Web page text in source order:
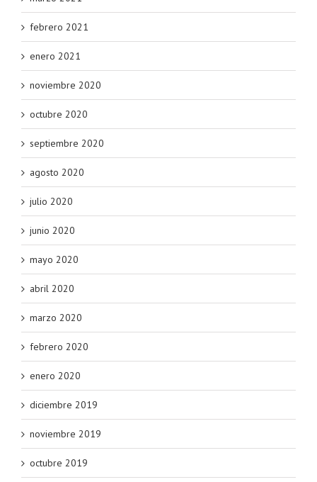
febrero 2021
enero 2021
noviembre 2020
octubre 2020
septiembre 2020
agosto 2020
julio 2020
junio 2020
mayo 2020
abril 2020
marzo 2020
febrero 2020
enero 2020
diciembre 2019
noviembre 2019
octubre 2019